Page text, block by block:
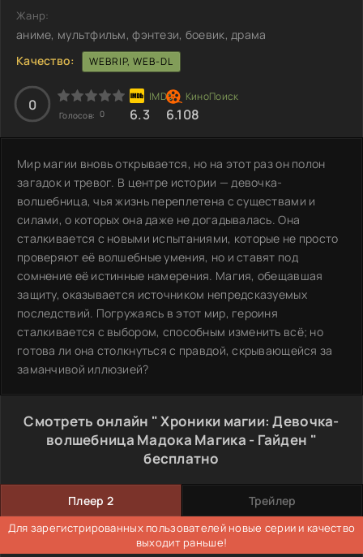
Жанр:
аниме, мультфильм, фэнтези, боевик, драма
Качество:
WEBRIP, WEB-DL
0
Голосов: 0 6.3 6.108
Мир магии вновь открывается, но на этот раз он полон
загадок и тревог. В центре истории — девочка-
волшебница, чья жизнь переплетена с существами и
силами, о которых она даже не догадывалась. Она
сталкивается с новыми испытаниями, которые не просто
проверяют её волшебные умения, но и ставят под
сомнение её истинные намерения. Магия, обещавшая
защиту, оказывается источником непредсказуемых
последствий. Погружаясь в этот мир, героиня
сталкивается с выбором, способным изменить всё; но
готова ли она столкнуться с правдой, скрывающейся за
заманчивой иллюзией?
Смотреть онлайн " Хроники магии: Девочка-
волшебница Мадока Магика - Гайден "
бесплатно
Плеер 2 Трейлер
Для зарегистрированных пользователей новые серии и качество
выходит раньше!